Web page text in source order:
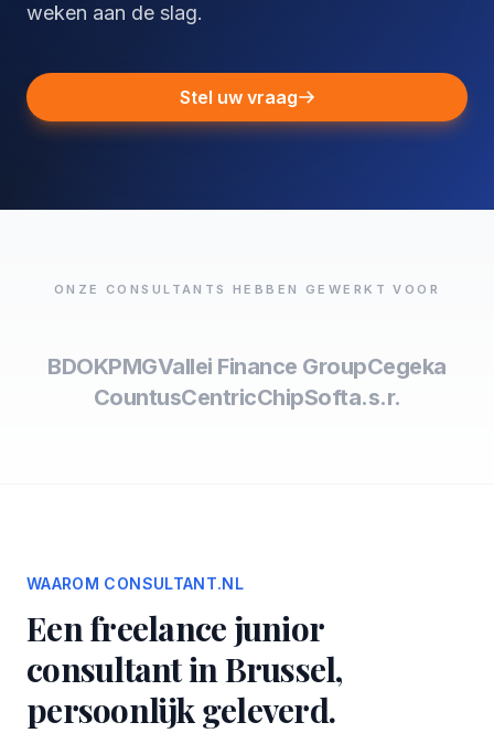
weken aan de slag.
Stel uw vraag
ONZE CONSULTANTS HEBBEN GEWERKT VOOR
BDOKPMGVallei Finance GroupCegeka
CountusCentricChipSofta.s.r.
WAAROM CONSULTANT.NL
Een freelance junior
consultant in Brussel,
persoonlijk geleverd.